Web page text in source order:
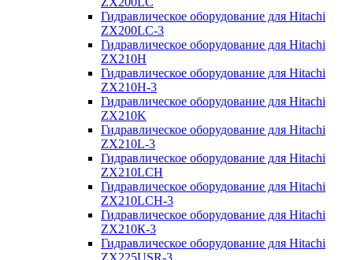
Гидравлическое оборудование для Hitachi
ZX200LC-3
Гидравлическое оборудование для Hitachi
ZX210H
Гидравлическое оборудование для Hitachi
ZX210H-3
Гидравлическое оборудование для Hitachi
ZX210K
Гидравлическое оборудование для Hitachi
ZX210L-3
Гидравлическое оборудование для Hitachi
ZX210LCH
Гидравлическое оборудование для Hitachi
ZX210LCH-3
Гидравлическое оборудование для Hitachi
ZX210К-3
Гидравлическое оборудование для Hitachi
ZX225USR-3